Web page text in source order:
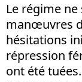
Le régime ne
manœuvres
hésitations
répression
ont été